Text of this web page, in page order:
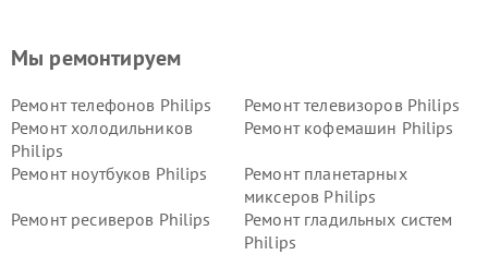
Мы ремонтируем
Ремонт телефонов Philips
Ремонт телевизоров Philips
Ремонт холодильников
Philips
Ремонт кофемашин Philips
Ремонт ноутбуков Philips
Ремонт планетарных
миксеров Philips
Ремонт ресиверов Philips
Ремонт гладильных систем
Philips